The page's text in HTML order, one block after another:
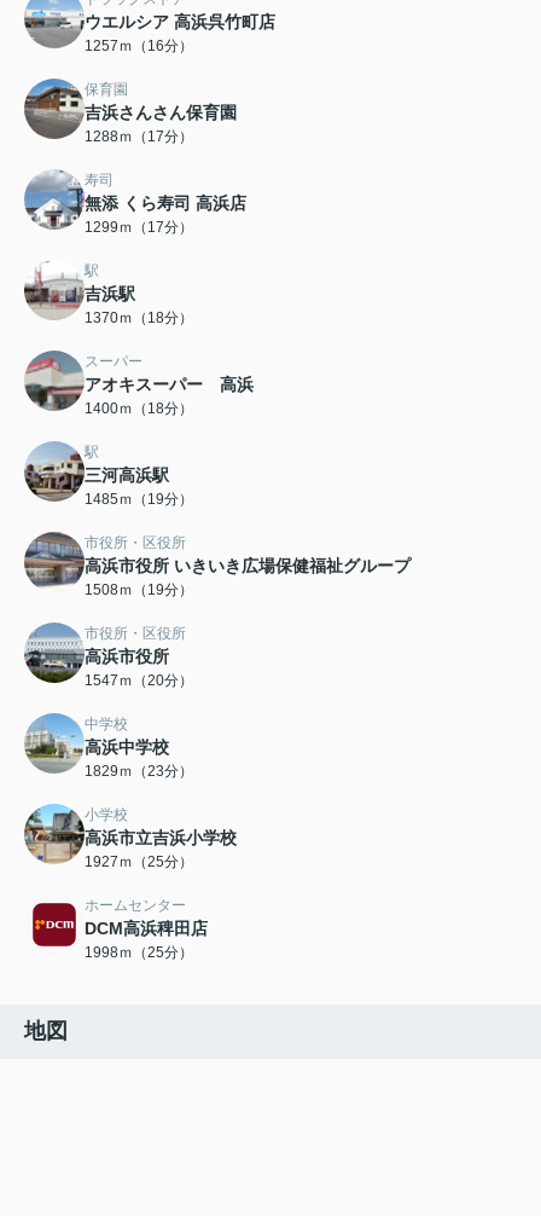
ウエルシア 高浜呉竹町店
1257ｍ（16分）
保育園
吉浜さんさん保育園
1288ｍ（17分）
寿司
無添 くら寿司 高浜店
1299ｍ（17分）
駅
吉浜駅
1370ｍ（18分）
スーパー
アオキスーパー 高浜
1400ｍ（18分）
駅
三河高浜駅
1485ｍ（19分）
市役所・区役所
高浜市役所 いきいき広場保健福祉グループ
1508ｍ（19分）
市役所・区役所
高浜市役所
1547ｍ（20分）
中学校
高浜中学校
1829ｍ（23分）
小学校
高浜市立吉浜小学校
1927ｍ（25分）
ホームセンター
DCM高浜稗田店
1998ｍ（25分）
地図